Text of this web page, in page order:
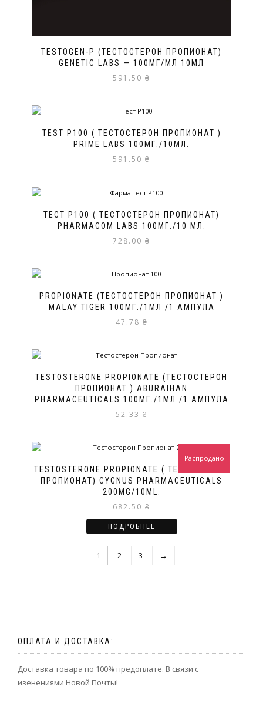
TESTOGEN-P (ТЕСТОСТЕРОН ПРОПИОНАТ)
GENETIC LABS — 100МГ/МЛ 10МЛ
591.50 ₴
TEST P100 ( ТЕСТОСТЕРОН ПРОПИОНАТ )
PRIME LABS 100МГ./10МЛ.
591.50 ₴
TECT P100 ( ТЕСТОСТЕРОН ПРОПИОНАТ)
PHARMACOM LABS 100МГ./10 МЛ.
728.00 ₴
PROPIONATE (ТЕСТОСТЕРОН ПРОПИОНАТ )
MALAY TIGER 100МГ./1МЛ /1 АМПУЛА
47.78 ₴
TESTOSTERONE PROPIONATE (ТЕСТОСТЕРОН
ПРОПИОНАТ ) ABURAIHAN
PHARMACEUTICALS 100МГ./1МЛ /1 АМПУЛА
52.33 ₴
TESTOSTERONE PROPIONATE ( ТЕСТОСТЕРОН
ПРОПИОНАТ) CYGNUS PHARMACEUTICALS
200MG/10ML.
682.50 ₴
Распродано
ПОДРОБНЕЕ
1 2 3 →
ОПЛАТА И ДОСТАВКА:
Доставка товара по 100% предоплате. В связи с
изенениями Новой Почты!